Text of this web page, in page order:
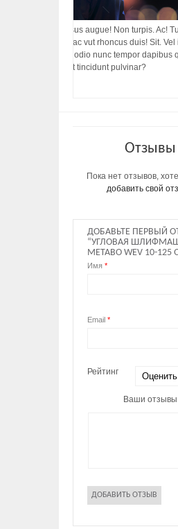
integer! Risus augue! Non turpis. Ac!
rhoncus porttitor ac vut rhoncus duis! Sit. Vel
ut diam porttitor odio nunc tempor dapibus
dictumst, vel amet tincidunt pulvinar?
Отзывы
Пока нет отзывов,
добавить свой
ДОБАВЬТЕ ПЕРВЫЙ
“УГЛОВАЯ
METABO WEV 10-125
Имя *
Email *
Рейтинг
Ваши отзывы